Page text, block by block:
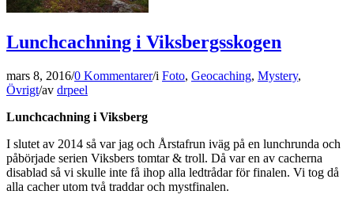
Lunchcachning i Viksbergsskogen
mars 8, 2016/0 Kommentarer/i Foto, Geocaching, Mystery,
Övrigt/av drpeel
Lunchcachning i Viksberg
I slutet av 2014 så var jag och Årstafrun iväg på en lunchrunda och
påbörjade serien Viksbers tomtar & troll. Då var en av cacherna
disablad så vi skulle inte få ihop alla ledtrådar för finalen. Vi tog då
alla cacher utom två traddar och mystfinalen.